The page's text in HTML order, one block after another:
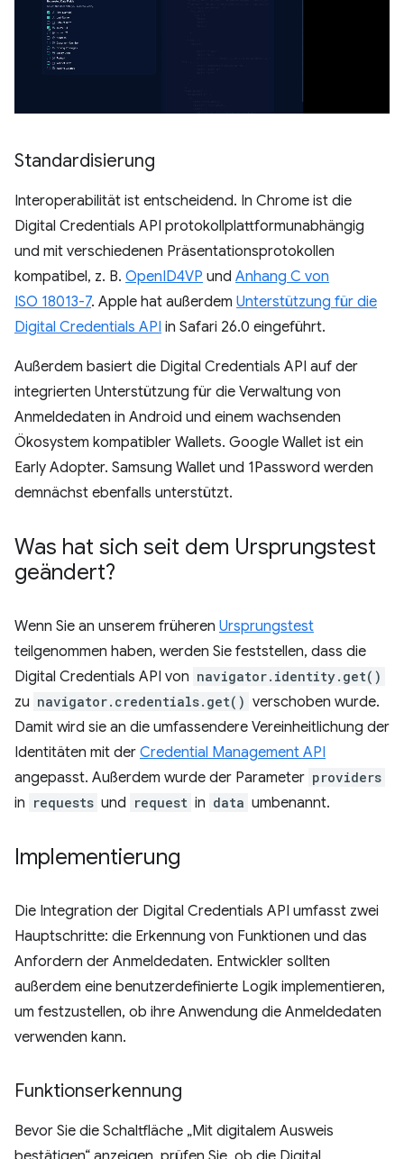
Standardisierung
Interoperabilität ist entscheidend. In Chrome ist die
Digital Credentials API protokollplattformunabhängig
und mit verschiedenen Präsentationsprotokollen
kompatibel, z. B. OpenID4VP und Anhang C von
ISO 18013-7. Apple hat außerdem Unterstützung für die
Digital Credentials API in Safari 26.0 eingeführt.
Außerdem basiert die Digital Credentials API auf der
integrierten Unterstützung für die Verwaltung von
Anmeldedaten in Android und einem wachsenden
Ökosystem kompatibler Wallets. Google Wallet ist ein
Early Adopter. Samsung Wallet und 1Password werden
demnächst ebenfalls unterstützt.
Was hat sich seit dem Ursprungstest
geändert?
Wenn Sie an unserem früheren Ursprungstest
teilgenommen haben, werden Sie feststellen, dass die
Digital Credentials API von navigator.identity.get()
zu navigator.credentials.get() verschoben wurde.
Damit wird sie an die umfassendere Vereinheitlichung der
Identitäten mit der Credential Management API
angepasst. Außerdem wurde der Parameter providers
in requests und request in data umbenannt.
Implementierung
Die Integration der Digital Credentials API umfasst zwei
Hauptschritte: die Erkennung von Funktionen und das
Anfordern der Anmeldedaten. Entwickler sollten
außerdem eine benutzerdefinierte Logik implementieren,
um festzustellen, ob ihre Anwendung die Anmeldedaten
verwenden kann.
Funktionserkennung
Bevor Sie die Schaltfläche „Mit digitalem Ausweis